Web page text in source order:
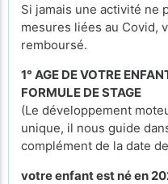
Si jamais une activité ne
mesures liées au Covid,
remboursé.
1° AGE DE VOTRE
FORMULE DE STAGE
(Le développement
unique, il nous guide
complément de la date
votre enfant est né en